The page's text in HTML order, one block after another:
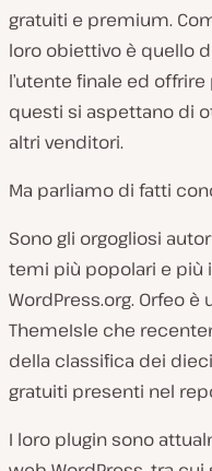
gratuiti e premium.
loro obiettivo è quello
l’utente finale ed
questi si aspettano di
altri venditori.
Ma parliamo di fatti
Sono gli orgogliosi
temi più popolari e più
WordPress.org. Orfeo
ThemeIsle che
della classifica dei
gratuiti presenti nel
I loro plugin sono